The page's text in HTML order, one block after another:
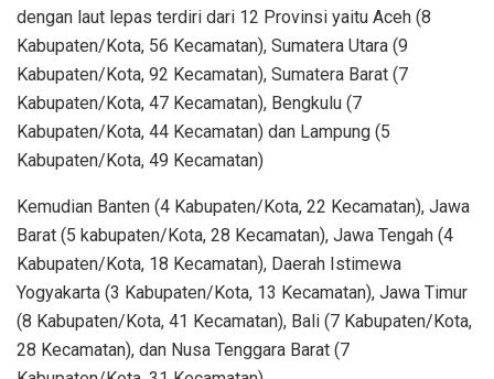
dengan laut lepas terdiri dari 12 Provinsi yaitu Aceh (8
Kabupaten/Kota, 56 Kecamatan), Sumatera Utara (9
Kabupaten/Kota, 92 Kecamatan), Sumatera Barat (7
Kabupaten/Kota, 47 Kecamatan), Bengkulu (7
Kabupaten/Kota, 44 Kecamatan) dan Lampung (5
Kabupaten/Kota, 49 Kecamatan)
Kemudian Banten (4 Kabupaten/Kota, 22 Kecamatan), Jawa
Barat (5 kabupaten/Kota, 28 Kecamatan), Jawa Tengah (4
Kabupaten/Kota, 18 Kecamatan), Daerah Istimewa
Yogyakarta (3 Kabupaten/Kota, 13 Kecamatan), Jawa Timur
(8 Kabupaten/Kota, 41 Kecamatan), Bali (7 Kabupaten/Kota,
28 Kecamatan), dan Nusa Tenggara Barat (7